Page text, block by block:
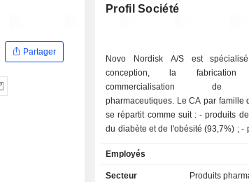
Partager
Profil Société
Novo Nordisk A/S est
conception, la
commercialisation de
pharmaceutiques. Le CA par famille
se répartit comme suit : - produits de traitement
du diabète et de l'obésité (93,7%) ; - produits de
au traitement de l'hémophilie,
sanguins, des troubles hormonaux,
Employés
Secteur Produits